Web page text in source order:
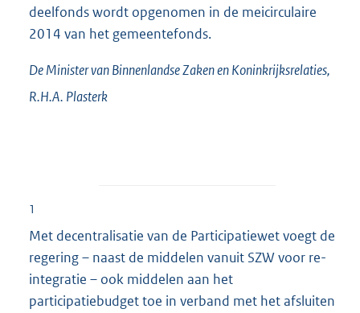
deelfonds wordt opgenomen in de meicirculaire
2014 van het gemeentefonds.
De Minister van Binnenlandse Zaken en Koninkrijksrelaties,
R.H.A. Plasterk
1
Met decentralisatie van de Participatiewet voegt de
regering – naast de middelen vanuit SZW voor re-
integratie – ook middelen aan het
participatiebudget toe in verband met het afsluiten